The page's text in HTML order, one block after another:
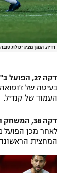
דדיה. המגן מציג יכולת
דקה 27, הפועל ב"ש מתקרבת:
העמוד של קנדיל.
דקה 38, המשחק הפך שקול:
לאחר מכן
המחצית